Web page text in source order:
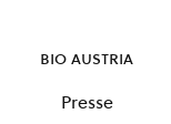
bio austria
Presse